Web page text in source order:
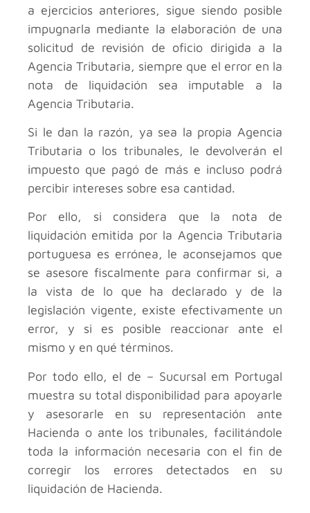
a ejercicios anteriores, sigue siendo posible
impugnarla mediante la elaboración de una
solicitud de revisión de oficio dirigida a la
Agencia Tributaria, siempre que el error en la
nota de liquidación sea imputable a la
Agencia Tributaria.
Si le dan la razón, ya sea la propia Agencia
Tributaria o los tribunales, le devolverán el
impuesto que pagó de más e incluso podrá
percibir intereses sobre esa cantidad.
Por ello, si considera que la nota de
liquidación emitida por la Agencia Tributaria
portuguesa es errónea, le aconsejamos que
se asesore fiscalmente para confirmar si, a
la vista de lo que ha declarado y de la
legislación vigente, existe efectivamente un
error, y si es posible reaccionar ante el
mismo y en qué términos.
Por todo ello, el de – Sucursal em Portugal
muestra su total disponibilidad para apoyarle
y asesorarle en su representación ante
Hacienda o ante los tribunales, facilitándole
toda la información necesaria con el fin de
corregir los errores detectados en su
liquidación de Hacienda.